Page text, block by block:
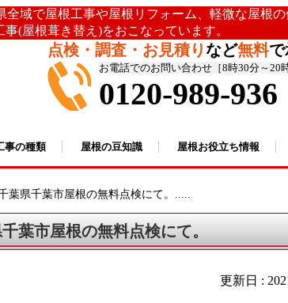
域で屋根工事や屋根リフォーム、軽微な屋根
事(屋根葺き替え)をおこなっています。
点検・調査・お見積りなど無料で
お電話でのお問い合わせ［8時30分～20
0120-989-936
事の種類 屋根の豆知識 屋根お役立ち情報
葉県千葉市屋根の無料点検にて。.....
葉市屋根の無料点検にて。
更新日 :